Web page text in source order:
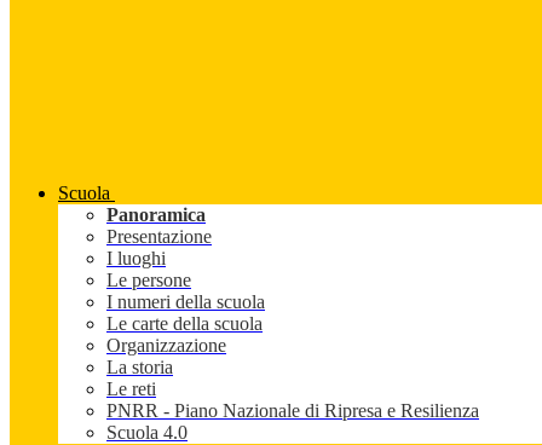
Scuola
Panoramica
Presentazione
I luoghi
Le persone
I numeri della scuola
Le carte della scuola
Organizzazione
La storia
Le reti
PNRR - Piano Nazionale di Ripresa e Resilienza
Scuola 4.0